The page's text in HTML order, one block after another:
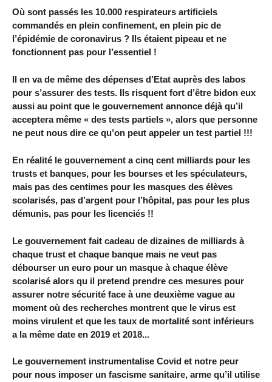
Où sont passés les 10.000 respirateurs artificiels
commandés en plein confinement, en plein pic de
l’épidémie de coronavirus ? Ils étaient pipeau et ne
fonctionnent pas pour l’essentiel !
Il en va de même des dépenses d’Etat auprès des labos
pour s’assurer des tests. Ils risquent fort d’être bidon eux
aussi au point que le gouvernement annonce déjà qu’il
acceptera même « des tests partiels », alors que personne
ne peut nous dire ce qu’on peut appeler un test partiel !!!
En réalité le gouvernement a cinq cent milliards pour les
trusts et banques, pour les bourses et les spéculateurs,
mais pas des centimes pour les masques des élèves
scolarisés, pas d’argent pour l’hôpital, pas pour les plus
démunis, pas pour les licenciés !!
Le gouvernement fait cadeau de dizaines de milliards à
chaque trust et chaque banque mais ne veut pas
débourser un euro pour un masque à chaque élève
scolarisé alors qu il pretend prendre ces mesures pour
assurer notre sécurité face à une deuxième vague au
moment où des recherches montrent que le virus est
moins virulent et que les taux de mortalité sont inférieurs
a la même date en 2019 et 2018...
Le gouvernement instrumentalise Covid et notre peur
pour nous imposer un fascisme sanitaire, arme qu’il utilise